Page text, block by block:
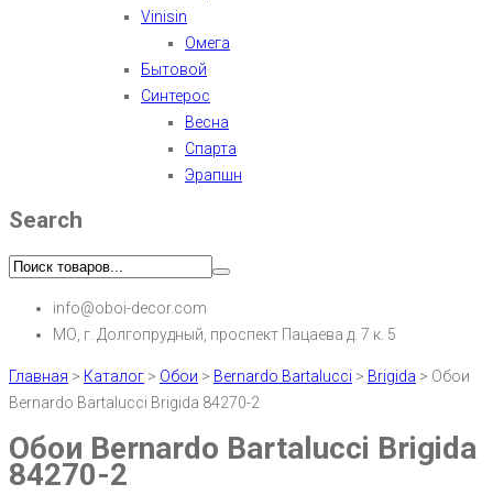
Vinisin
Омега
Бытовой
Синтерос
Весна
Спарта
Эрапшн
Search
info@oboi-decor.com
МО, г. Долгопрудный, проспект Пацаева д. 7 к. 5
Главная > Каталог > Обои > Bernardo Bartalucci > Brigida > Обои
Bernardo Bartalucci Brigida 84270-2
Обои Bernardo Bartalucci Brigida
84270-2